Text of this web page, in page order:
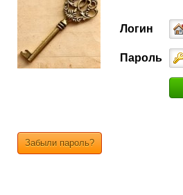
Логин
Пароль
Забыли пароль?